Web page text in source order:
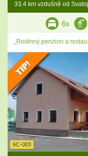
33.4 km vzdušně od
6x
„Rodinný penzion a
6C-003